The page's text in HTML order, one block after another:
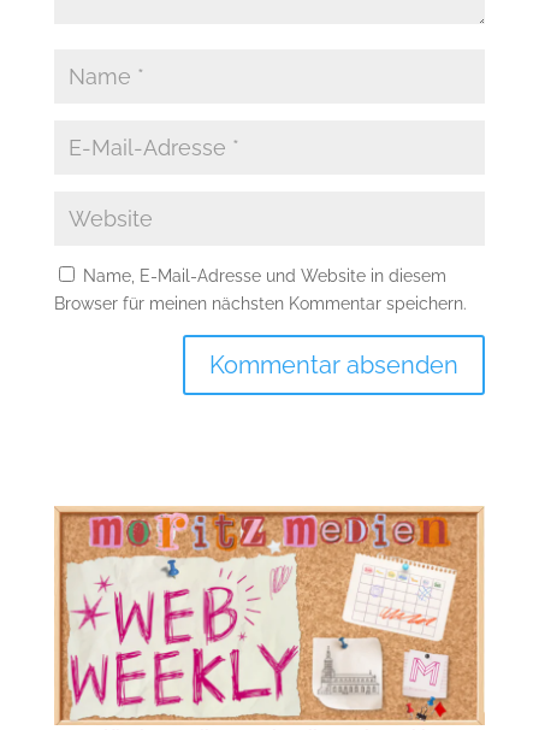
Name, E-Mail-Adresse und Website in diesem
Browser für meinen nächsten Kommentar speichern.